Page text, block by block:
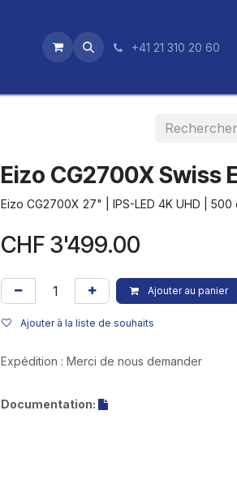
+41 21 310 20 60
Eizo CG2700X Swiss
Eizo CG2700X 27" | IPS-LED 4K UHD |
CHF 3'499.00
Ajouter au panier
Ajouter à la liste de souhaits
Expédition : Merci de nous demander
Documentation: